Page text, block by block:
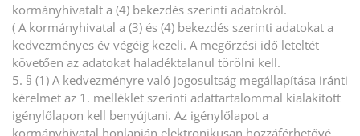
kormányhivatalt a (4) bekezdés szerinti adatokról.
( A kormányhivatal a (3) és (4) bekezdés szerinti adatokat a
kedvezményes év végéig kezeli. A megőrzési idő leteltét
követően az adatokat haladéktalanul törölni kell.
5. § (1) A kedvezményre való jogosultság megállapítása iránti
kérelmet az 1. melléklet szerinti adattartalommal kialakított
igénylőlapon kell benyújtani. Az igénylőlapot a
kormányhivatal honlapján elektronikusan hozzáférhetővé